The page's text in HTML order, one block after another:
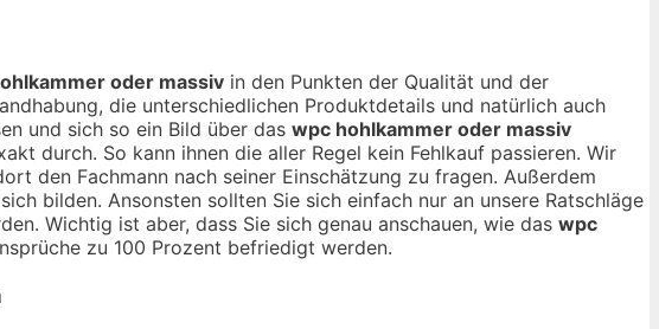
oder massiv in den Punkten der Qualität und der
die unterschiedlichen Produktdetails und natürlich auch
und sich so ein Bild über das wpc hohlkammer oder massiv
durch. So kann ihnen die aller Regel kein Fehlkauf passieren. Wir
den Fachmann nach seiner Einschätzung zu fragen. Außerdem
bilden. Ansonsten sollten Sie sich einfach nur an unsere Ratschläge
Wichtig ist aber, dass Sie sich genau anschauen, wie das wpc
zu 100 Prozent befriedigt werden.